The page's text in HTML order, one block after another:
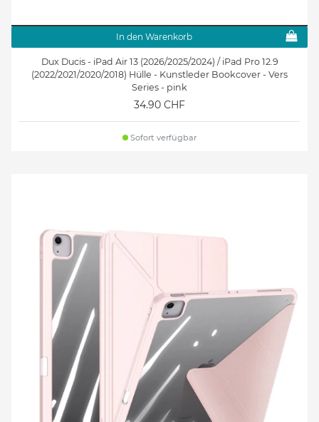
In den Warenkorb
Dux Ducis - iPad Air 13 (2026/2025/2024) / iPad Pro 12.9
(2022/2021/2020/2018) Hülle - Kunstleder Bookcover - Vers
Series - pink
34.90 CHF
Sofort verfügbar